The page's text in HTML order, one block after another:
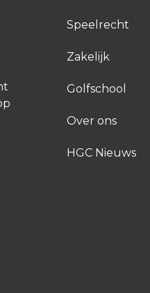
Speelrecht
Zakelijk
Golfschool
Over ons
HGC Nieuws